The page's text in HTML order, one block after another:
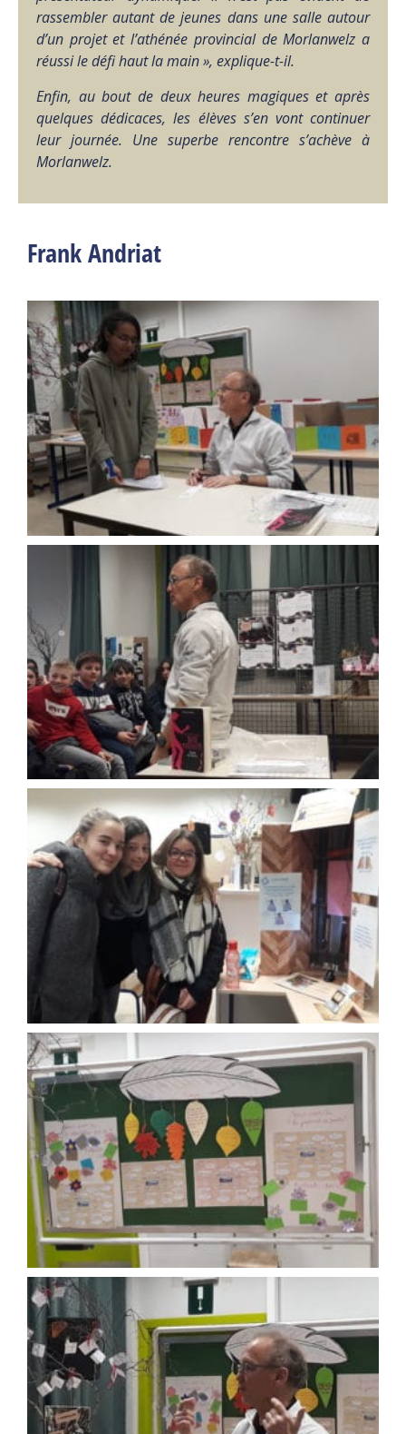
rassembler autant de jeunes dans une salle autour
d’un projet et l’athénée provincial de Morlanwelz a
réussi le défi haut la main », explique-t-il.
Enfin, au bout de deux heures magiques et après
quelques dédicaces, les élèves s’en vont continuer
leur journée. Une superbe rencontre s’achève à
Morlanwelz.
Frank Andriat